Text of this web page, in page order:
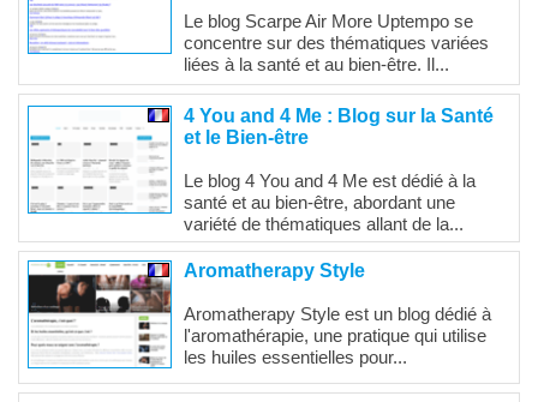
Le blog Scarpe Air More Uptempo se
concentre sur des thématiques variées
liées à la santé et au bien-être. Il...
4 You and 4 Me : Blog sur la Santé
et le Bien-être
Le blog 4 You and 4 Me est dédié à la
santé et au bien-être, abordant une
variété de thématiques allant de la...
Aromatherapy Style
Aromatherapy Style est un blog dédié à
l'aromathérapie, une pratique qui utilise
les huiles essentielles pour...